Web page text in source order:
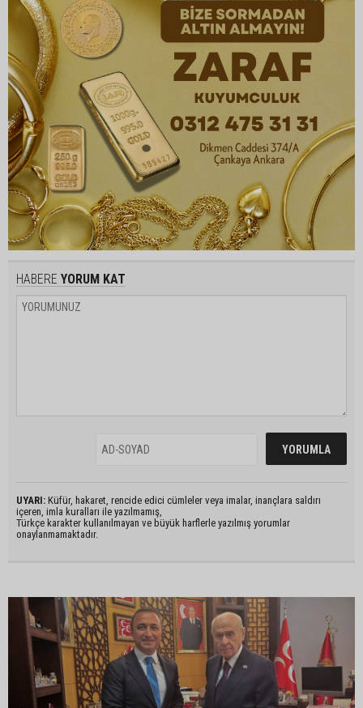
HABERE YORUM KAT
UYARI: Küfür, hakaret, rencide edici cümleler veya imalar, inançlara saldırı
içeren, imla kuralları ile yazılmamış,
Türkçe karakter kullanılmayan ve büyük harflerle yazılmış yorumlar
onaylanmamaktadır.